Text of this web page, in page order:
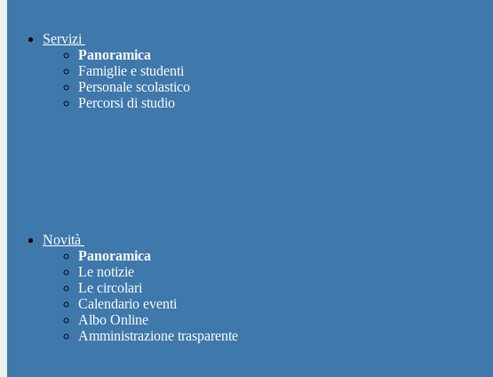
Servizi
Panoramica
Famiglie e studenti
Personale scolastico
Percorsi di studio
Novità
Panoramica
Le notizie
Le circolari
Calendario eventi
Albo Online
Amministrazione trasparente